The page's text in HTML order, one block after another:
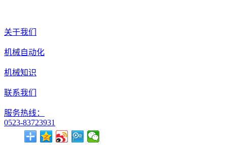
关于我们
机械自动化
机械知识
联系我们
服务热线：
0523-83723931